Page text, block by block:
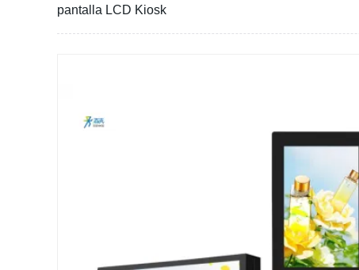
pantalla LCD Kiosk